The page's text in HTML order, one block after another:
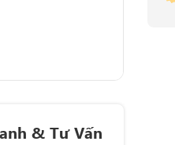
& Tư Vấn